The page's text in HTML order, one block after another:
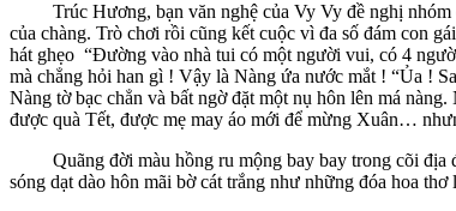
Trúc Hương, bạn văn nghệ của Vy Vy đề nghị nhóm
của chàng. Trò chơi rồi cũng kết cuộc vì đa số đám con
hát ghẹo “Đường vào nhà tui có một người vui, có 4
mà chẳng hỏi han gì ! Vậy là Nàng ứa nước mắt ! “Ủa !
Nàng tờ bạc chẳn và bất ngờ đặt một nụ hôn lên má
được quà Tết, được mẹ may áo mới để mừng Xuân…
Quãng đời màu hồng ru mộng bay bay trong cõi địa
sóng dạt dào hôn mãi bờ cát trắng như những đóa hoa